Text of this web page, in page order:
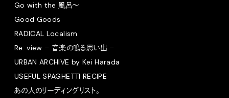
Go with the 風呂〜
Good Goods
RADICAL Localism
Re: view – 音楽の鳴る思い出 –
URBAN ARCHIVE by Kei Harada
USEFUL SPAGHETTI RECIPE
あの人のリーディングリスト。